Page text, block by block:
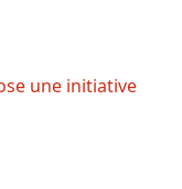
une initiative